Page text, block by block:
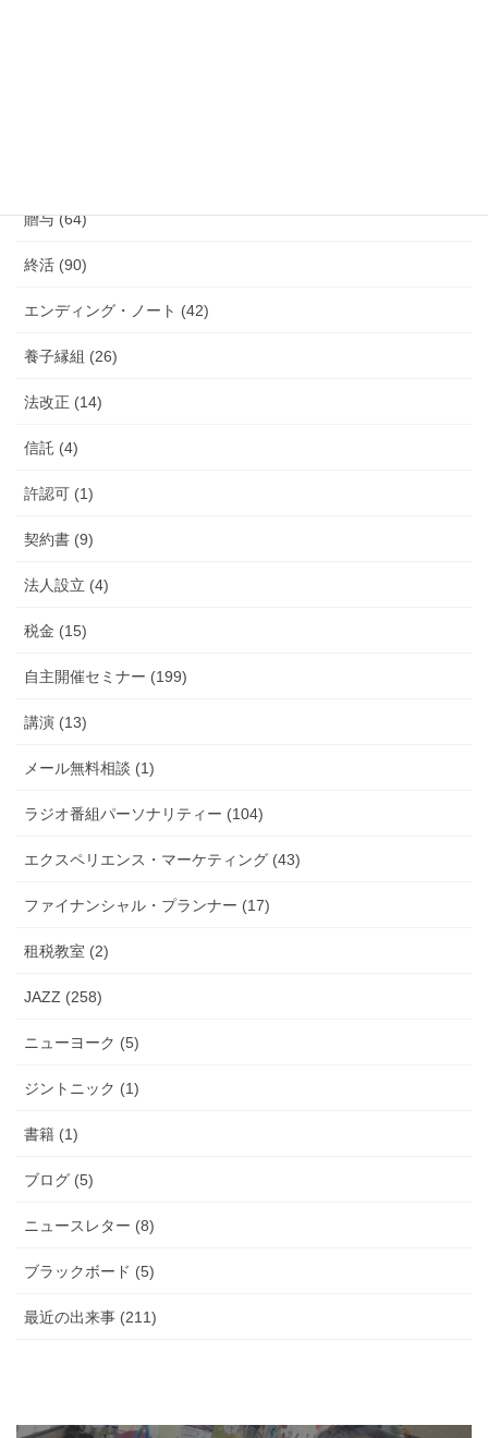
贈与 (64)
終活 (90)
エンディング・ノート (42)
養子縁組 (26)
法改正 (14)
信託 (4)
許認可 (1)
契約書 (9)
法人設立 (4)
税金 (15)
自主開催セミナー (199)
講演 (13)
メール無料相談 (1)
ラジオ番組パーソナリティー (104)
エクスペリエンス・マーケティング (43)
ファイナンシャル・プランナー (17)
租税教室 (2)
JAZZ (258)
ニューヨーク (5)
ジントニック (1)
書籍 (1)
ブログ (5)
ニュースレター (8)
ブラックボード (5)
最近の出来事 (211)